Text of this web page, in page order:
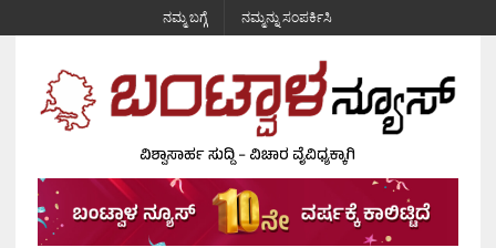
ನಮ್ಮ ಬಗ್ಗೆ ನಮ್ಮನ್ನು ಸಂಪರ್ಕಿಸಿ